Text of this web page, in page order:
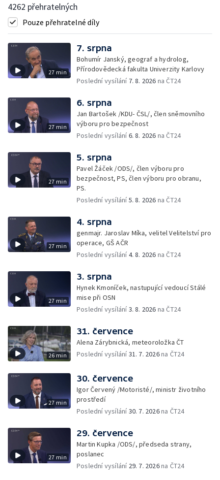
4262 přehratelných
Pouze přehratelné díly
27 min
7. srpna
Bohumír Janský, geograf a hydrolog,
Přírodovědecká fakulta Univerzity Karlovy
Poslední vysílání 7. 8. 2026 na ČT24
27 min
6. srpna
Jan Bartošek /KDU- ČSL/, člen sněmovního
výboru pro bezpečnost
Poslední vysílání6. 8. 2026 na ČT24
27 min
5. srpna
Pavel Žáček /ODS/, člen výboru pro
bezpečnost, PS, člen výboru pro obranu,
PS.
Poslední vysílání5. 8. 2026 na ČT24
27 min
4. srpna
genmajr. Jaroslav Míka, velitel Velitelství pro
operace, GŠ AČR
Poslední vysílání4. 8. 2026 na ČT24
27 min
3. srpna
Hynek Kmoníček, nastupující vedoucí Stálé
mise při OSN
Poslední vysílání3. 8. 2026 na ČT24
26 min
31. července
Alena Zárybnická, meteoroložka ČT
Poslední vysílání31. 7. 2026na ČT24
27 min
30. července
Igor Červený /Motoristé/, ministr životního
prostředí
Poslední vysílání30. 7. 2026na ČT24
27 min
29. července
Martin Kupka /ODS/, předseda strany,
poslanec
Poslední vysílání 29. 7. 2026na ČT24